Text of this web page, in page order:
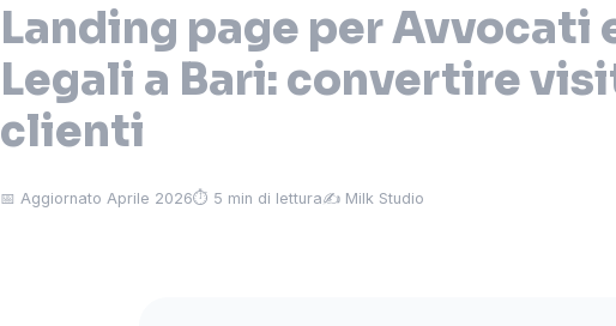
Landing page per Avvocati
Legali a Bari: convertire
clienti
📅 Aggiornato Aprile 2026⏱ 5 min di lettura✍️ Milk Studio